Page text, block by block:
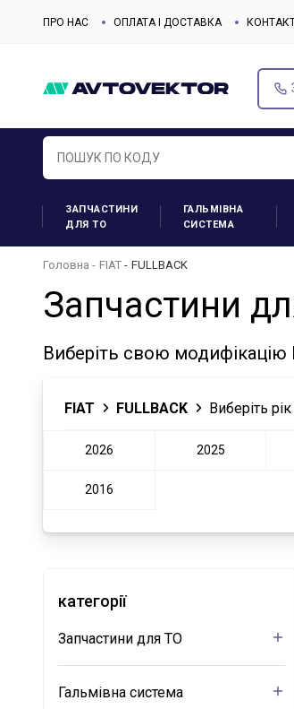
ПРО НАС ОПЛАТА І ДОСТАВКА
ЗАПЧАСТИНИ
ДЛЯ ТО
ГАЛЬМІВНА
СИСТЕМА
Головна FIAT FULLBACK
Запчастини
Виберіть свою модифікацію
FIAT FULLBACK Виберіть
2026 2025
2016
категорії
Запчастини для ТО
Гальмівна система